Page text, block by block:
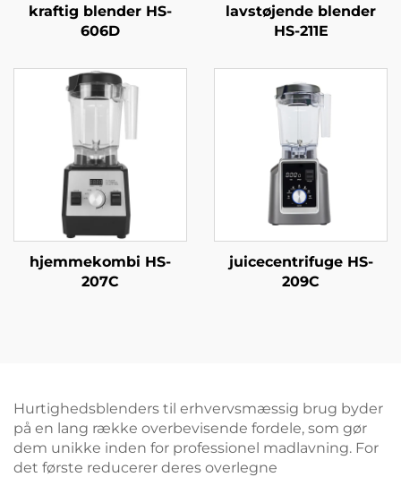
kraftig blender HS-
606D
lavstøjende blender
HS-211E
hjemmekombi HS-
207C
juicecentrifuge HS-
209C
Hurtighedsblenders til erhvervsmæssig brug byder
på en lang række overbevisende fordele, som gør
dem unikke inden for professionel madlavning. For
det første reducerer deres overlegne